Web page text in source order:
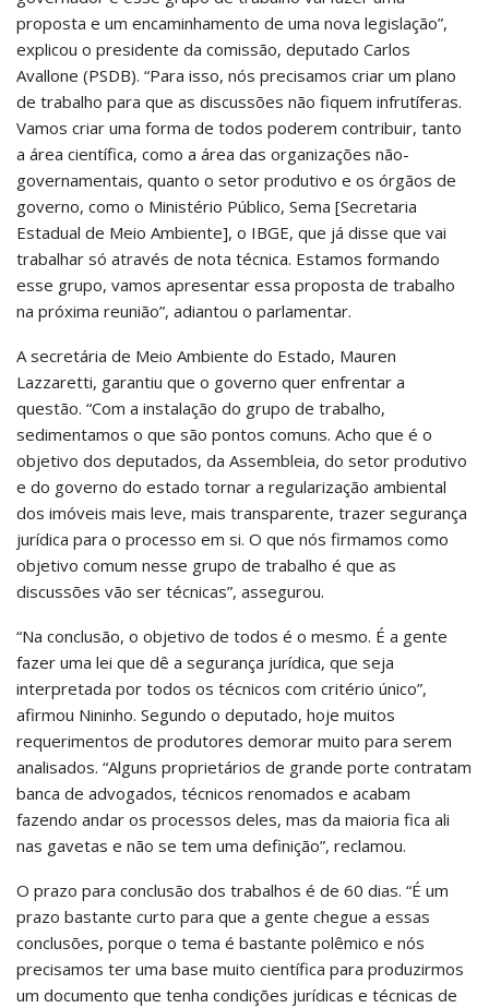
proposta e um encaminhamento de uma nova legislação”,
explicou o presidente da comissão, deputado Carlos
Avallone (PSDB). “Para isso, nós precisamos criar um plano
de trabalho para que as discussões não fiquem infrutíferas.
Vamos criar uma forma de todos poderem contribuir, tanto
a área científica, como a área das organizações não-
governamentais, quanto o setor produtivo e os órgãos de
governo, como o Ministério Público, Sema [Secretaria
Estadual de Meio Ambiente], o IBGE, que já disse que vai
trabalhar só através de nota técnica. Estamos formando
esse grupo, vamos apresentar essa proposta de trabalho
na próxima reunião”, adiantou o parlamentar.
A secretária de Meio Ambiente do Estado, Mauren
Lazzaretti, garantiu que o governo quer enfrentar a
questão. “Com a instalação do grupo de trabalho,
sedimentamos o que são pontos comuns. Acho que é o
objetivo dos deputados, da Assembleia, do setor produtivo
e do governo do estado tornar a regularização ambiental
dos imóveis mais leve, mais transparente, trazer segurança
jurídica para o processo em si. O que nós firmamos como
objetivo comum nesse grupo de trabalho é que as
discussões vão ser técnicas”, assegurou.
“Na conclusão, o objetivo de todos é o mesmo. É a gente
fazer uma lei que dê a segurança jurídica, que seja
interpretada por todos os técnicos com critério único”,
afirmou Nininho. Segundo o deputado, hoje muitos
requerimentos de produtores demorar muito para serem
analisados. “Alguns proprietários de grande porte contratam
banca de advogados, técnicos renomados e acabam
fazendo andar os processos deles, mas da maioria fica ali
nas gavetas e não se tem uma definição”, reclamou.
O prazo para conclusão dos trabalhos é de 60 dias. “É um
prazo bastante curto para que a gente chegue a essas
conclusões, porque o tema é bastante polêmico e nós
precisamos ter uma base muito científica para produzirmos
um documento que tenha condições jurídicas e técnicas de